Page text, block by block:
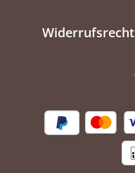
Widerrufsrecht